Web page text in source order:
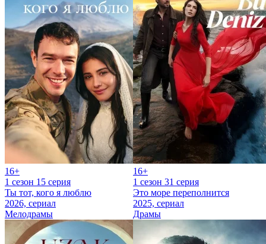
16+
1 сезон 15 серия
Ты тот, кого я люблю
2026, сериал
Мелодрамы
16+
1 сезон 31 серия
Это море переполнится
2025, сериал
Драмы